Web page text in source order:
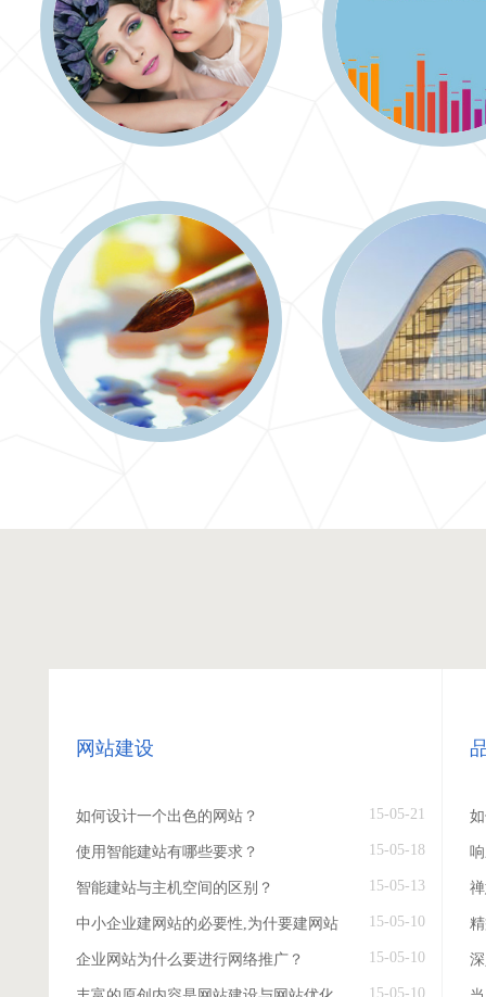
网站建设
如何设计一个出色的网站？ 15-05-21
使用智能建站有哪些要求？ 15-05-18
智能建站与主机空间的区别？ 15-05-13
中小企业建网站的必要性,为什要建网站 15-05-10
企业网站为什么要进行网络推广？ 15-05-10
15-05-10